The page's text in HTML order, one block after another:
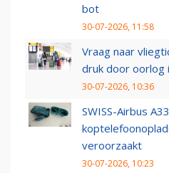
bot
30-07-2026, 11:58
Vraag naar
druk door oorlog
30-07-2026, 10:36
SWISS-Airbus
veroorzaakt
30-07-2026, 10:23